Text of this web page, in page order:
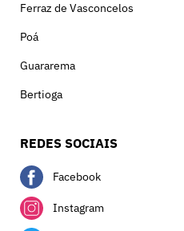
Ferraz de Vasconcelos
Poá
Guararema
Bertioga
REDES SOCIAIS
Facebook
Instagram